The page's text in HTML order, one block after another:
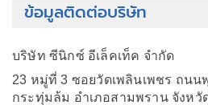
ข้อมูลติดต่อบริษัท
บริษัท ซีนิกซ์ อีเล็คเท็ค จำกัด
23 หมู่ที่ 3 ซอยวัดเพลินเพชร ถน
กระทุ่มล้ม อำเภอสามพราน จังหวั